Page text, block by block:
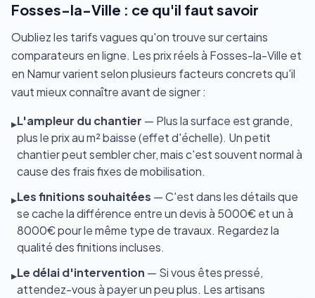
Fosses-la-Ville : ce qu'il faut savoir
Oubliez les tarifs vagues qu'on trouve sur certains
comparateurs en ligne. Les prix réels à Fosses-la-Ville et
en Namur varient selon plusieurs facteurs concrets qu'il
vaut mieux connaître avant de signer :
▸L'ampleur du chantier — Plus la surface est grande,
plus le prix au m² baisse (effet d'échelle). Un petit
chantier peut sembler cher, mais c'est souvent normal à
cause des frais fixes de mobilisation.
▸Les finitions souhaitées — C'est dans les détails que
se cache la différence entre un devis à 5000€ et un à
8000€ pour le même type de travaux. Regardez la
qualité des finitions incluses.
▸Le délai d'intervention — Si vous êtes pressé,
attendez-vous à payer un peu plus. Les artisans